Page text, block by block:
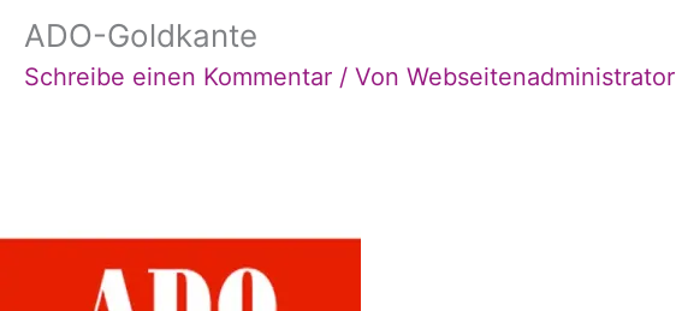
ADO-Goldkante
Schreibe einen Kommentar / Von Webseitenadministrator